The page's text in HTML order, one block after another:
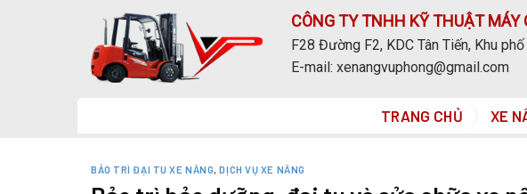
CÔNG TY TNHH KỸ THUẬT MÁY
F28 Đường F2, KDC Tân Tiến, Khu
E-mail: xenangvuphong@gmail.com
TRANG CHỦ XE
BẢO TRÌ ĐẠI TU XE NÂNG,DỊCH VỤ XE NÂNG